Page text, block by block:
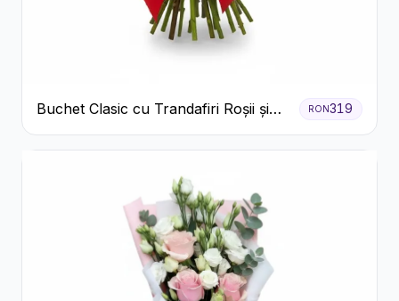
Buchet Clasic cu Trandafiri Roșii și
Gypsophila
RON319